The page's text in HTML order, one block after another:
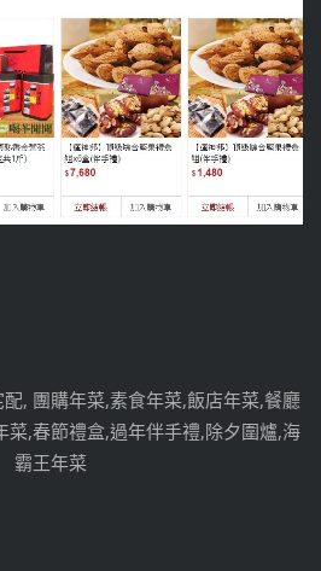
, 團購年菜,素食年菜,飯店年菜,餐廳
菜,春節禮盒,過年伴手禮,除夕圍爐,海
霸王年菜